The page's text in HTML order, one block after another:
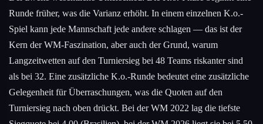
Runde früher, was die Varianz erhöht. In einem einzelnen K.o.-
Spiel kann jede Mannschaft jede andere schlagen — das ist der
Kern der WM-Faszination, aber auch der Grund, warum
Langzeitwetten auf den Turniersieg bei 48 Teams riskanter sind
als bei 32. Eine zusätzliche K.o.-Runde bedeutet eine zusätzliche
Gelegenheit für Überraschungen, was die Quoten auf den
Turniersieg nach oben drückt. Bei der WM 2022 lag die tiefste